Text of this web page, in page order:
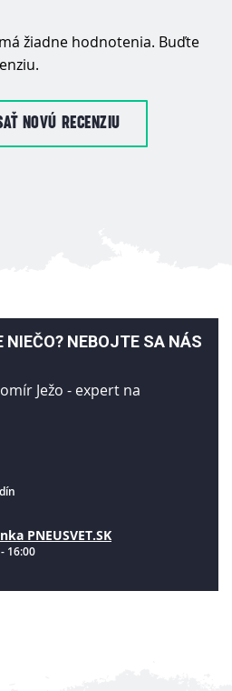
žiadne hodnotenia. Buďte
NOVÚ RECENZIU
NEBOJTE SA NÁS
Ježo - expert na
PNEUSVET.SK
16:00